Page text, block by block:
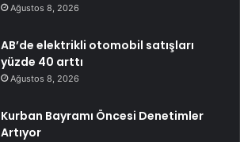
Ağustos 8, 2026
AB’de elektrikli otomobil satışları
yüzde 40 arttı
Ağustos 8, 2026
Kurban Bayramı Öncesi Denetimler
Artıyor